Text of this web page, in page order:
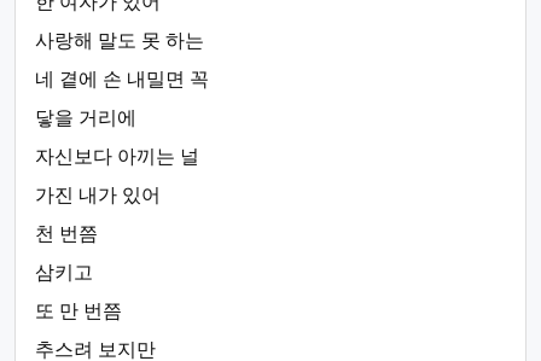
사랑해 말도 못 하는
네 곁에 손 내밀면 꼭
닿을 거리에
자신보다 아끼는 널
가진 내가 있어
천 번쯤
삼키고
또 만 번쯤
추스려 보지만